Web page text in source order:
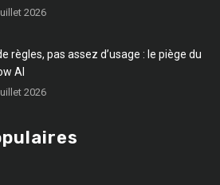
2026
règles, pas assez d’usage : le piège du
AI
2026